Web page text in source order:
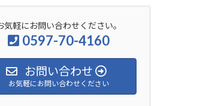
気軽にお問い合わせください。
0597-70-4160
お問い合わせ
お気軽にお問い合わせください